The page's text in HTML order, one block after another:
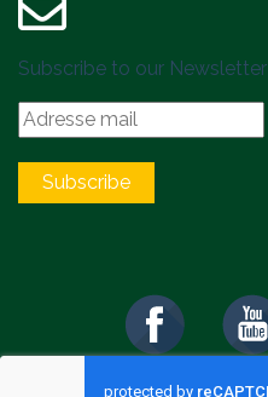
Subscribe to our Newsletter
Subscribe